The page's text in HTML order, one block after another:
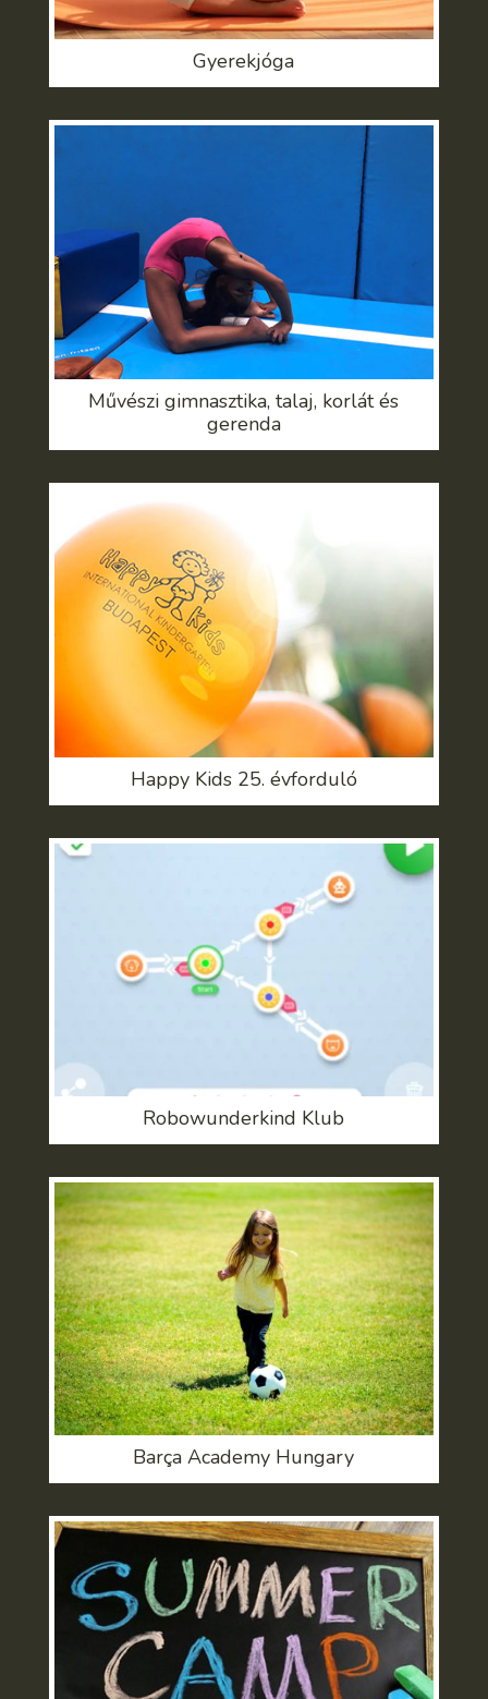
Gyerekjóga
Művészi gimnasztika, talaj, korlát és
gerenda
Happy Kids 25. évforduló
Robowunderkind Klub
Barça Academy Hungary